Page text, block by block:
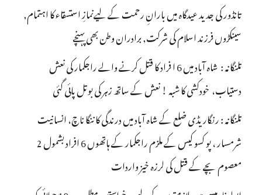
تانڈور کی جدید عیدگاہ میں بارانِ رحمت کے لیےنمازِ استسقاء کا اہتمام,
سینکڑوں فرزند اسلام کی شرکت, برادران وطن بھی پہنچے
تلنگانہ : شاہ آباد میں 6 ا فراد کا قتل کرنے والے راجکمار کی نعش
دستیاب، خودکشی کا شبہ ! نعش کے ساتھ زہر کی بوتل پائی گئی
تلنگانہ : رنگاریڈی ضلع کے شاہ آباد میں درندگی کا ننگا ناچ، انسانیت
شرمسار ، پو کسو کیس کے ملزم راجکمار کے ہاتھوں 6 افراد بشمول 2
معصوم بچے کے قتل کی لرزہ خیز واردات